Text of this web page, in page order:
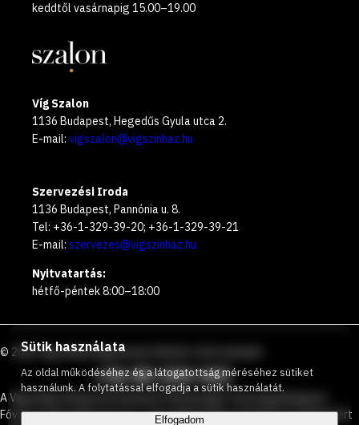
keddtől vasárnapig 15.00–19.00
Víg Szalon
1136 Budapest, Hegedűs Gyula utca 2.
E-mail: vigszalon@vigszinhaz.hu
Szervezési Iroda
1136 Budapest, Pannónia u. 8.
Tel: +36-1-329-39-20; +36-1-329-39-21
E-mail: szervezes@vigszinhaz.hu
Nyitvatartás:
hétfő-péntek 8:00–18:00
© 2026 VígszínházIngyenesen hívható zöld számunk
+36 80 204 443
A Vígszínház Nonprofit Korlátolt Felelősségű Társaság Budapest
Főváros Önkormányzata és a Társadalmi Kapcsolatokért és Kultúráért
Sütik használata
Az oldal működéséhez és a látogatottság méréséhez sütiket
használunk. A folytatással elfogadja a sütik használatát.
Elfogadom